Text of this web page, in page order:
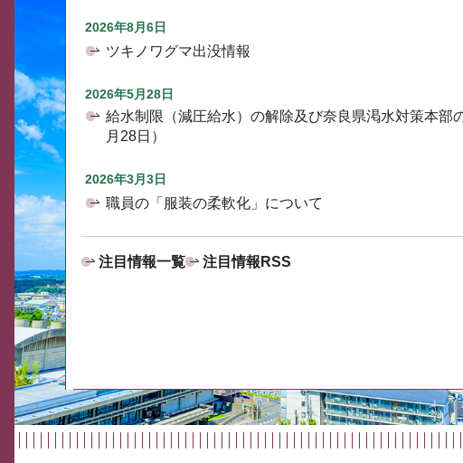
2026年8月6日
ツキノワグマ出没情報
2026年5月28日
給水制限（減圧給水）の解除及び奈良県渇水対策本部
月28日）
2026年3月3日
職員の「服装の柔軟化」について
注目情報一覧 注目情報RSS